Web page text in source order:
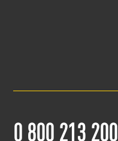
0 800 213 200